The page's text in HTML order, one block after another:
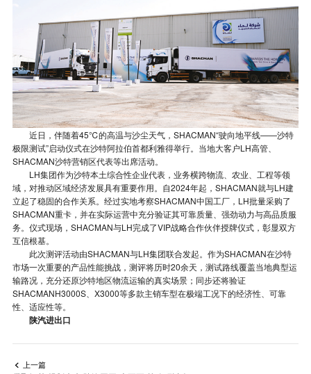
近日，伴随着45℃的高温与沙尘天气，SHACMAN“驶向地平线——沙特
极限测试”启动仪式在沙特阿拉伯首都利雅得举行。当地大客户LH高管、
SHACMAN沙特营销区代表等出席活动。
LH集团作为沙特本土综合性企业代表，业务横跨物流、农业、工程等领
域，对推动区域经济发展具有重要作用。自2024年起，SHACMAN就与LH建
立起了稳固的合作关系。经过实地考察SHACMAN中国工厂，LH批量采购了
SHACMAN重卡，并在实际运营中充分验证其可靠质量、强劲动力与高品质服
务。仪式现场，SHACMAN与LH完成了VIP战略合作伙伴授牌仪式，彰显双方
互信根基。
此次测评活动由SHACMAN与LH集团联合发起。作为SHACMAN在沙特
市场一次重要的产品性能挑战，测评将历时20余天，测试路线覆盖当地典型运
输路况，充分还原沙特地区物流运输的真实场景；同步还将验证
SHACMANH3000S、X3000等多款主销车型在极端工况下的经济性、可靠
性、适应性等。
陕汽进出口
 上一篇